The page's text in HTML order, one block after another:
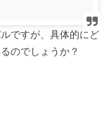
ですが、具体的にど
のでしょうか？